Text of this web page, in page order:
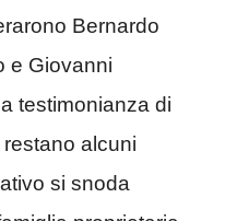
Bernardo
e Giovanni
testimonianza di
alcuni
si snoda